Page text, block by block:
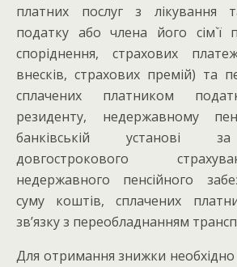
платних послуг з лікування
податку або члена його сім`ї
споріднення, страхових
внесків, страхових премій) та
сплачених платником
резиденту, недержавному
банківській установі
довгострокового
недержавного пенсійного
суму коштів, сплачених
зв’язку з переобладнанням
Для отримання знижки